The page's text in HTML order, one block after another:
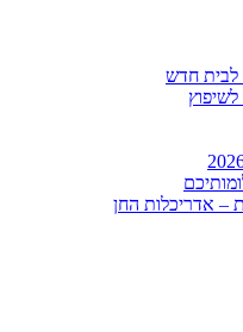
לבית חדש
לשיפוץ
– אדריכלות החן